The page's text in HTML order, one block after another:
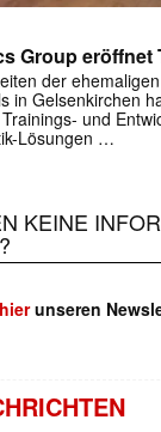
Group eröffnet
der
in Gelsenkirchen
und
Lösungen …
KEINE
hierunseren